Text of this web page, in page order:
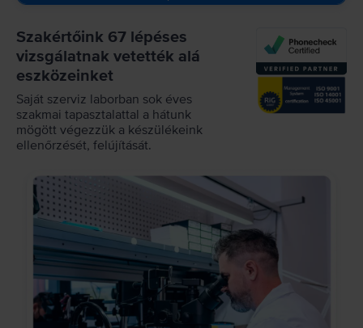
Szakértőink 67 lépéses
vizsgálatnak vetették alá
eszközeinket
Saját szerviz laborban sok éves
szakmai tapasztalattal a hátunk
mögött végezzük a készülékeink
ellenőrzését, felújítását.